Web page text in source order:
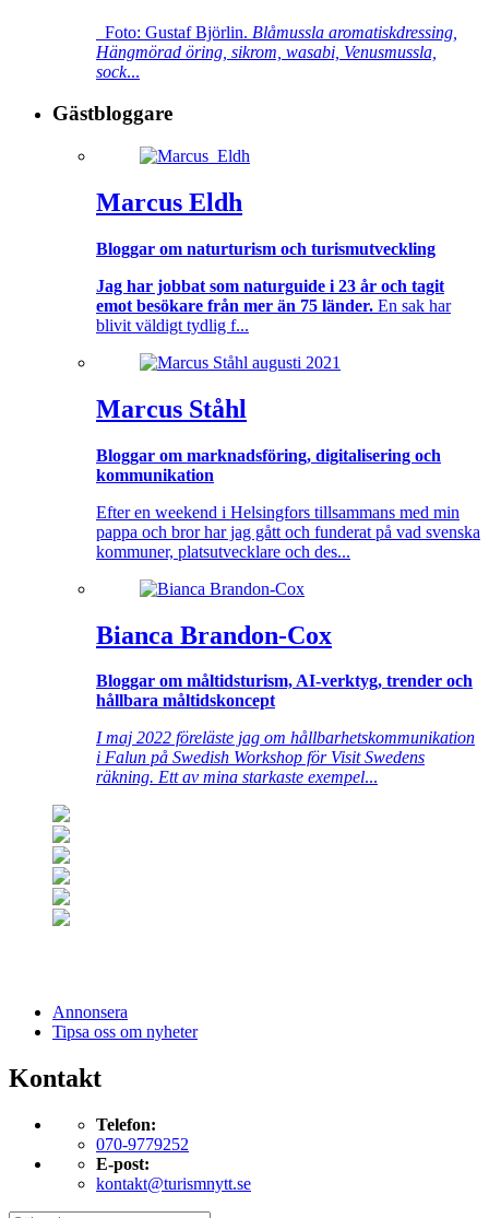
Foto: Gustaf Björlin. Blåmussla aromatiskdressing,
Hängmörad öring, sikrom, wasabi, Venusmussla,
sock...
Gästbloggare
Marcus Eldh
Bloggar om naturturism och turismutveckling
Jag har jobbat som naturguide i 23 år och tagit
emot besökare från mer än 75 länder. En sak har
blivit väldigt tydlig f...
Marcus Ståhl
Bloggar om marknadsföring, digitalisering och
kommunikation
Efter en weekend i Helsingfors tillsammans med min
pappa och bror har jag gått och funderat på vad svenska
kommuner, platsutvecklare och des...
Bianca Brandon-Cox
Bloggar om måltidsturism, AI-verktyg, trender och
hållbara måltidskoncept
I maj 2022 föreläste jag om hållbarhetskommunikation
i Falun på Swedish Workshop för Visit Swedens
räkning. Ett av mina starkaste exempel...
Annonsera
Tipsa oss om nyheter
Kontakt
Telefon:
070-9779252
E-post:
kontakt@turismnytt.se